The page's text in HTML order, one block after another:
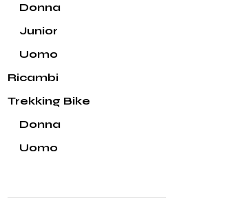
Donna
Junior
Uomo
Ricambi
Trekking Bike
Donna
Uomo